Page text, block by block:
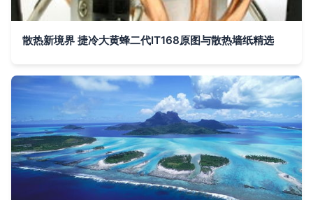
散热新境界 捷冷大黄蜂二代IT168原图与散热墙纸精选